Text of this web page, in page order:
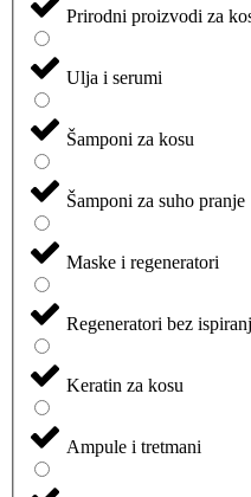
Prirodni proizvodi za
Ulja i serumi
Šamponi za kosu
Šamponi za suho pranje
Maske i regeneratori
Regeneratori bez
Keratin za kosu
Ampule i tretmani